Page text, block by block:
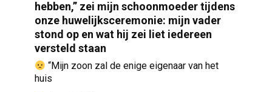
hebben,” zei mijn schoonmoeder tijdens
onze huwelijksceremonie: mijn vader
stond op en wat hij zei liet iedereen
versteld staan
“Mijn zoon zal de enige eigenaar van het
huis